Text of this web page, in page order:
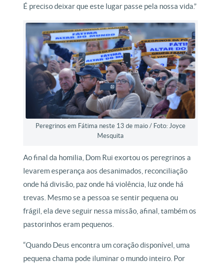
É preciso deixar que este lugar passe pela nossa vida.”
Peregrinos em Fátima neste 13 de maio / Foto: Joyce
Mesquita
Ao final da homilia, Dom Rui exortou os peregrinos a
levarem esperança aos desanimados, reconciliação
onde há divisão, paz onde há violência, luz onde há
trevas. Mesmo se a pessoa se sentir pequena ou
frágil, ela deve seguir nessa missão, afinal, também os
pastorinhos eram pequenos.
“Quando Deus encontra um coração disponível, uma
pequena chama pode iluminar o mundo inteiro. Por